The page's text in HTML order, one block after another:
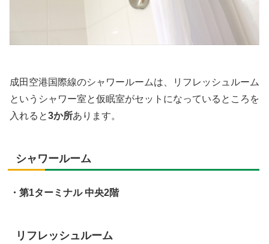
成田空港国際線のシャワールームは、リフレッシュルーム
というシャワー室と仮眠室がセットになっているところを
入れると3か所あります。
シャワールーム
・第1ターミナル 中央2階
リフレッシュルーム